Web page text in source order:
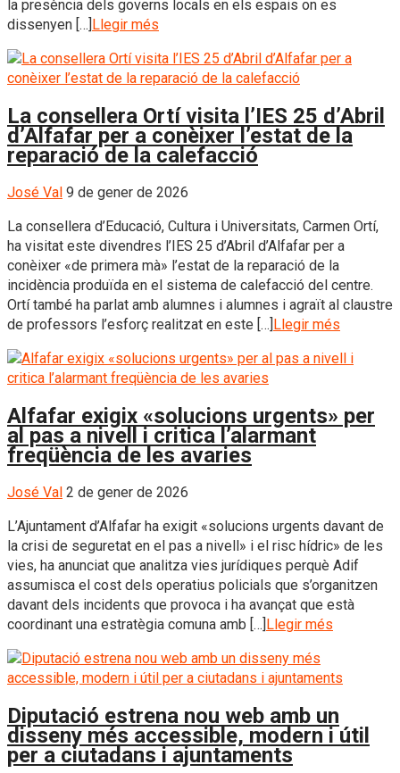
la presència dels governs locals en els espais on es
dissenyen […] Llegir més
La consellera Ortí visita l’IES 25 d’Abril
d’Alfafar per a conèixer l’estat de la
reparació de la calefacció
José Val 9 de gener de 2026
La consellera d’Educació, Cultura i Universitats, Carmen Ortí,
ha visitat este divendres l’IES 25 d’Abril d’Alfafar per a
conèixer «de primera mà» l’estat de la reparació de la
incidència produïda en el sistema de calefacció del centre.
Ortí també ha parlat amb alumnes i alumnes i agraït al claustre
de professors l’esforç realitzat en este […]Llegir més
Alfafar exigix «solucions urgents» per
al pas a nivell i critica l’alarmant
freqüència de les avaries
José Val 2 de gener de 2026
L’Ajuntament d’Alfafar ha exigit «solucions urgents davant de
la crisi de seguretat en el pas a nivell» i el risc hídric» de les
vies, ha anunciat que analitza vies jurídiques perquè Adif
assumisca el cost dels operatius policials que s’organitzen
davant dels incidents que provoca i ha avançat que està
coordinant una estratègia comuna amb […]Llegir més
Diputació estrena nou web amb un
disseny més accessible, modern i útil
per a ciutadans i ajuntaments